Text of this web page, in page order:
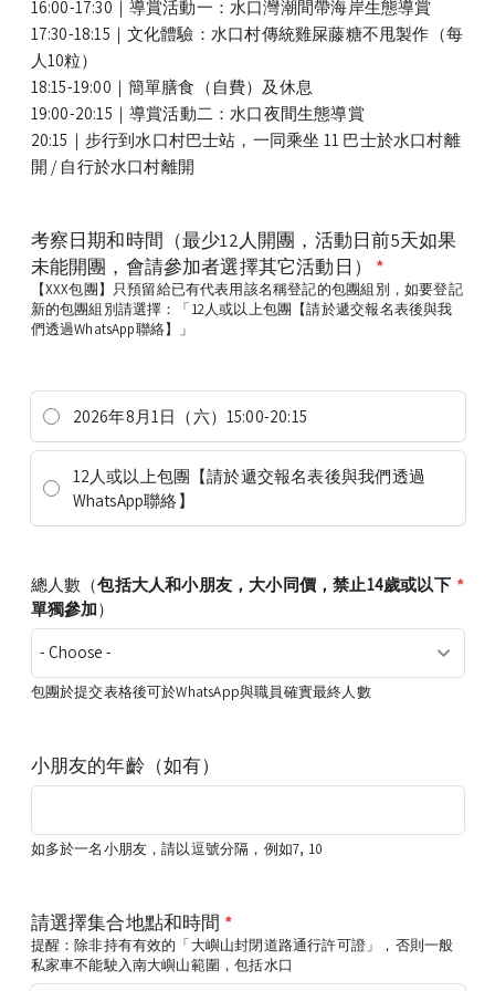
16:00-17:30｜導賞活動一：水口灣潮間帶海岸生態導賞
17:30-18:15｜文化體驗： 水口村傳統雞屎藤糖不甩製作（每
人10粒）
18:15-19:00｜簡單膳食（自費）及休息
19:00-20:15｜ 導賞活動二：水口夜間生態導賞
20:15｜步行到水口村巴士站，一同乘坐 11 巴士於水口村離
開 / 自行於水口村離開
考察日期和時間（最少12人開團，活動日前5天如果
未能開團，會請參加者選擇其它活動日） *
【XXX包團】只預留給已有代表用該名稱登記的包團組別，如要登記
新的包團組別請選擇：「12人或以上包團【請於遞交報名表後與我
們透過WhatsApp聯絡】」
2026年8月1日（六）15:00-20:15
12人或以上包團【請於遞交報名表後與我們透過
WhatsApp聯絡】
總人數（包括大人和小朋友，大小同價，禁止14歲或以下
單獨參加）
*
包團於提交表格後可於WhatsApp與職員確實最終人數
小朋友的年齡（如有）
如多於一名小朋友，請以逗號分隔，例如7, 10
請選擇集合地點和時間 *
提醒：除非持有有效的「大嶼山封閉道路通行許可證」，否則一般
私家車不能駛入南大嶼山範圍，包括水口